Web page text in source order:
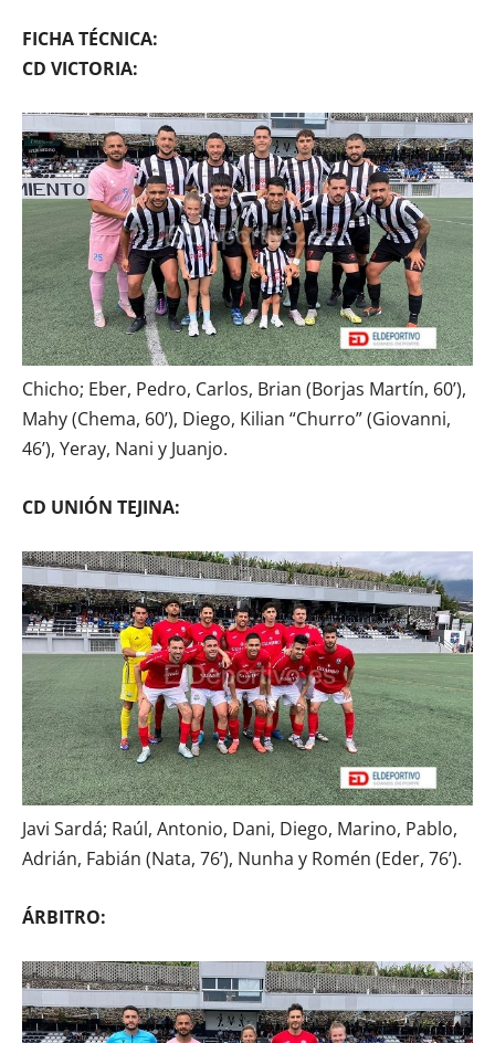
FICHA TÉCNICA:
CD VICTORIA:
Chicho; Eber, Pedro, Carlos, Brian (Borjas Martín, 60’),
Mahy (Chema, 60’), Diego, Kilian “Churro” (Giovanni,
46’), Yeray, Nani y Juanjo.
CD UNIÓN TEJINA:
Javi Sardá; Raúl, Antonio, Dani, Diego, Marino, Pablo,
Adrián, Fabián (Nata, 76’), Nunha y Romén (Eder, 76’).
ÁRBITRO: